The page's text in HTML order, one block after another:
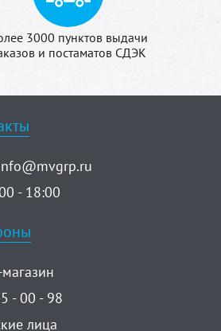
3000 пунктов выдачи
и постаматов СДЭК
- 18:00
- 00 - 98
лица